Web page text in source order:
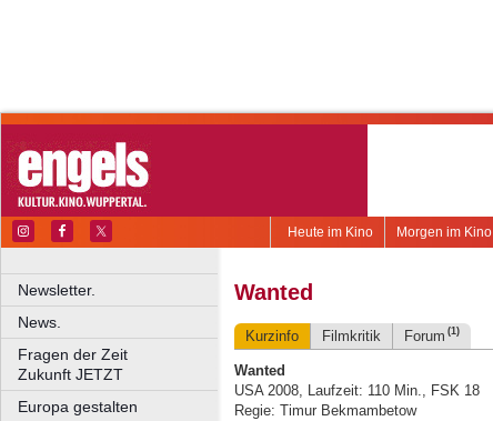
Morgen im Kino
Heute im Kino
Newsletter.
News.
Fragen der Zeit
Zukunft JETZT
Europa gestalten
Wanted
Kurzinfo Filmkritik Forum (1)
Wanted
USA 2008, Laufzeit: 110 Min., FSK 18
Regie: Timur Bekmambetow